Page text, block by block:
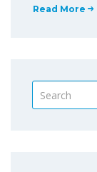
Read More